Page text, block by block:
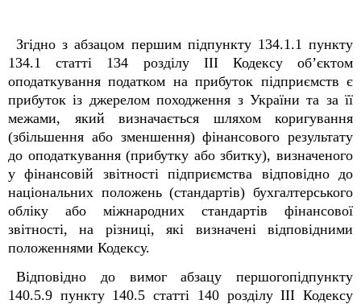
Згідно з абзацом першим підпункту 134.1.1 пункту
134.1 статті 134 розділу ІІІ Кодексу об’єктом
оподаткування податком на прибуток підприємств є
прибуток із джерелом походження з України та за її
межами, який визначається шляхом коригування
(збільшення або зменшення) фінансового результату
до оподаткування (прибутку або збитку), визначеного
у фінансовій звітності підприємства відповідно до
національних положень (стандартів) бухгалтерського
обліку або міжнародних стандартів фінансової
звітності, на різниці, які визначені відповідними
положеннями Кодексу.
Відповідно до вимог абзацу першогопідпункту
140.5.9 пункту 140.5 статті 140 розділу ІІІ Кодексу